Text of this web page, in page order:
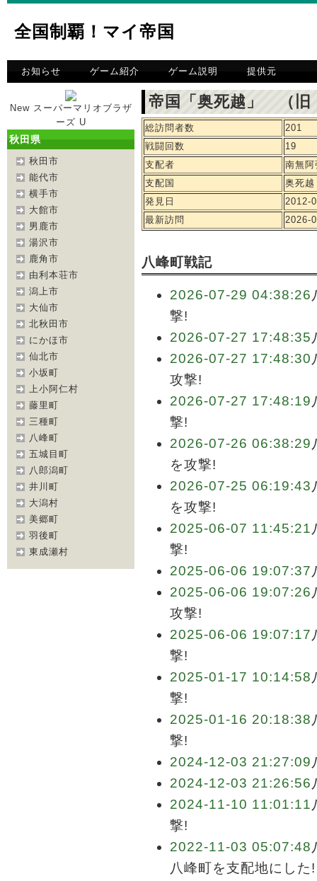
全国制覇！マイ帝国
お知らせ ゲーム紹介 ゲーム説明 提供元
New スーパーマリオブラザ
ーズ U
秋田県
秋田市
能代市
横手市
大館市
男鹿市
湯沢市
鹿角市
由利本荘市
潟上市
大仙市
北秋田市
にかほ市
仙北市
小坂町
上小阿仁村
藤里町
三種町
八峰町
五城目町
八郎潟町
井川町
大潟村
美郷町
羽後町
東成瀬村
帝国「奥死越」 （旧
総訪問者数
201
戦闘回数
19
支配者
南無
支配国
奥死越
発見日
2012-
最新訪問
2026-
八峰町戦記
2026-07-29 04:38:26
撃!
2026-07-27 17:48:35
2026-07-27 17:48:30
攻撃!
2026-07-27 17:48:19
撃!
2026-07-26 06:38:29
を攻撃!
2026-07-25 06:19:43
を攻撃!
2025-06-07 11:45:21
撃!
2025-06-06 19:07:37
2025-06-06 19:07:26
攻撃!
2025-06-06 19:07:17
撃!
2025-01-17 10:14:58
撃!
2025-01-16 20:18:38
撃!
2024-12-03 21:27:09
2024-12-03 21:26:56
2024-11-10 11:01:11
撃!
2022-11-03 05:07:48
八峰町を支配地にした!